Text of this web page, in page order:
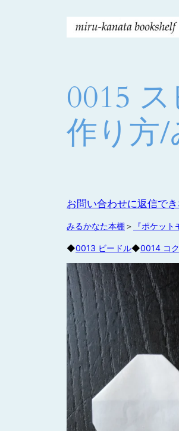
0015
作り方/
お問い合わせに返信で
みるかなた本棚 ＞ 『ポケッ
◆0013 ビードル◆0014 コ